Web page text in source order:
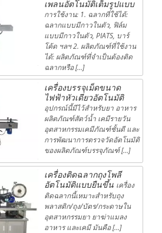
เพลนอัตโนมัติเต็มรูปแบบ
การใช้งาน: 1. ฉลากที่ใช้ได้:
ฉลากแบบมีกาวในตัว, ฟิล์ม
แบบมีกาวในตัว, PIATS, บาร์
โค้ด ฯลฯ 2. ผลิตภัณฑ์ที่ใช้งาน
ได้: ผลิตภัณฑ์ที่จำเป็นต้องติด
ฉลากหรือ […]
เครื่องบรรจุเม็ดขนาด
ไฟฟ้าหัวเดียวอัตโนมัติ
อุปกรณ์นี้มีไว้สำหรับยา อาหาร
ผลิตภัณฑ์สัตว์น้ำ เคมีรายวัน
อุตสาหกรรมเคมีภัณฑ์ชั้นดี และ
การพัฒนาการตรวจวัดอัตโนมัติ
ของผลิตภัณฑ์บรรจุภัณฑ์ […]
เครื่องติดฉลากถุงโพลี
อัตโนมัติแบบยืนขึ้น เครื่อง
ติดฉลากนี้เหมาะสำหรับถุง
พลาสติก/ถุง/บัตร/กระดาษใน
อุตสาหกรรมยา ยาฆ่าแมลง
อาหาร และเคมี มันคือ […]